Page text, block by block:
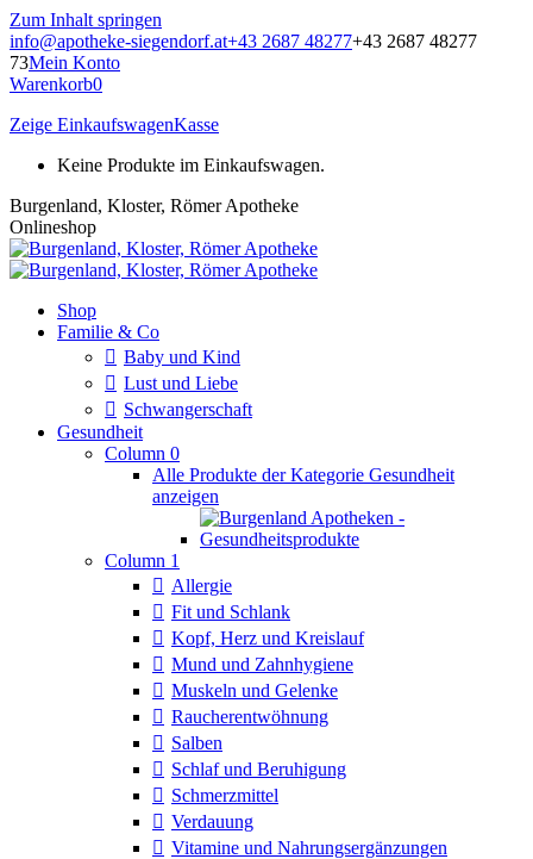
Zum Inhalt springen
info@apotheke-siegendorf.at+43 2687 48277+43 2687 48277
73Mein Konto
Warenkorb0
Zeige EinkaufswagenKasse
Keine Produkte im Einkaufswagen.
Burgenland, Kloster, Römer Apotheke
Onlineshop
Shop
Familie & Co
Baby und Kind
Lust und Liebe
Schwangerschaft
Gesundheit
Column 0
Alle Produkte der Kategorie Gesundheit
anzeigen
Column 1
Allergie
Fit und Schlank
Kopf, Herz und Kreislauf
Mund und Zahnhygiene
Muskeln und Gelenke
Raucherentwöhnung
Salben
Schlaf und Beruhigung
Schmerzmittel
Verdauung
Vitamine und Nahrungsergänzungen